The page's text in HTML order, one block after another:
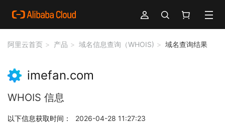
阿里云首页 产品 域名信息查询（WHOIS) 域名查询结果
imefan.com
WHOIS 信息
以下信息获取时间： 2026-04-28 11:27:23